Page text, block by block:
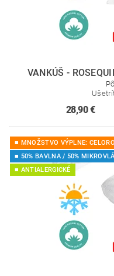
VANKÚŠ -
28,90 €
■ MNOŽSTVO VÝPLNE:
■ 50% BAVLNA / 50%
■ ANTIALERGICKÉ